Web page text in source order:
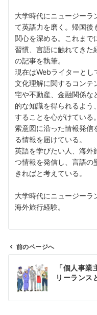
大学時代にニュージーラ
て英語力を磨く。帰国後
関心を深める。これま
習慣、言語に触れてきた
の記事を執筆。
現在はWebライターと
文化理解に関するコンテ
宅や不動産、金融関係な
的な知識を得られるよう
することを心がけている
索意図に沿った情報発信
る情報を届けている。
英語を学びたい人、海外
つ情報を発信し、言語の
きればと考えている。
大学時代にニュージー
海外旅行経験。
ビ
前のページへ
「個人事
リーランス